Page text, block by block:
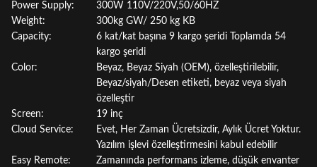
Power Supply:
300W 110V/220V,50/60HZ
Weight:
300kg GW/ 250 kg KB
Capacity:
6 kat/kat başına 9 kargo şeridi Toplamda 54
kargo şeridi
Color:
Beyaz, Beyaz Siyah (OEM), özelleştirilebilir,
Beyaz/siyah/Desen etiketi, beyaz veya siyah
özelleştir
Screen:
19 inç
Cloud Service:
Evet, Her Zaman Ücretsizdir, Aylık Ücret Yoktur.
Yazılım işlevi özelleştirmesini kabul edebilir
Easy Remote:
Zamanında performans izleme, düşük envanter